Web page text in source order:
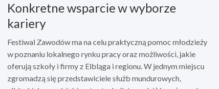
Konkretne wsparcie w wyborze
kariery
Festiwal Zawodów ma na celu praktyczną pomoc młodzieży
w poznaniu lokalnego rynku pracy oraz możliwości, jakie
oferują szkoły i firmy z Elbląga i regionu. W jednym miejscu
zgromadzą się przedstawiciele służb mundurowych,